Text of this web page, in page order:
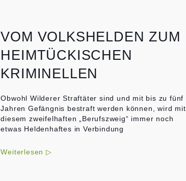
VOM VOLKSHELDEN ZUM
HEIMTÜCKISCHEN
KRIMINELLEN
Obwohl Wilderer Straftäter sind und mit bis zu fünf
Jahren Gefängnis bestraft werden können, wird mit
diesem zweifelhaften „Berufszweig“ immer noch
etwas Heldenhaftes in Verbindung
Weiterlesen ▷